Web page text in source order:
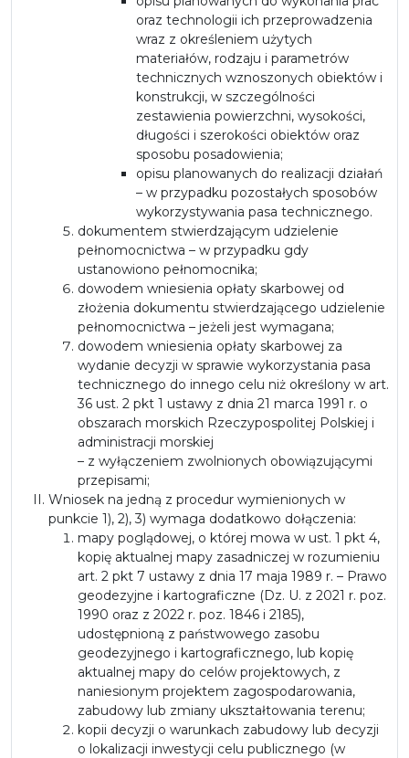
oraz technologii ich przeprowadzenia
wraz z określeniem użytych
materiałów, rodzaju i parametrów
technicznych wznoszonych obiektów i
konstrukcji, w szczególności
zestawienia powierzchni, wysokości,
długości i szerokości obiektów oraz
sposobu posadowienia;
opisu planowanych do realizacji działań
– w przypadku pozostałych sposobów
wykorzystywania pasa technicznego.
dokumentem stwierdzającym udzielenie
pełnomocnictwa – w przypadku gdy
ustanowiono pełnomocnika;
dowodem wniesienia opłaty skarbowej od
złożenia dokumentu stwierdzającego udzielenie
pełnomocnictwa – jeżeli jest wymagana;
dowodem wniesienia opłaty skarbowej za
wydanie decyzji w sprawie wykorzystania pasa
technicznego do innego celu niż określony w art.
36 ust. 2 pkt 1 ustawy z dnia 21 marca 1991 r. o
obszarach morskich Rzeczypospolitej Polskiej i
administracji morskiej
– z wyłączeniem zwolnionych obowiązującymi
przepisami;
Wniosek na jedną z procedur wymienionych w
punkcie 1), 2), 3) wymaga dodatkowo dołączenia:
mapy poglądowej, o której mowa w ust. 1 pkt 4,
kopię aktualnej mapy zasadniczej w rozumieniu
art. 2 pkt 7 ustawy z dnia 17 maja 1989 r. – Prawo
geodezyjne i kartograficzne (Dz. U. z 2021 r. poz.
1990 oraz z 2022 r. poz. 1846 i 2185),
udostępnioną z państwowego zasobu
geodezyjnego i kartograficznego, lub kopię
aktualnej mapy do celów projektowych, z
naniesionym projektem zagospodarowania,
zabudowy lub zmiany ukształtowania terenu;
kopii decyzji o warunkach zabudowy lub decyzji
o lokalizacji inwestycji celu publicznego (w